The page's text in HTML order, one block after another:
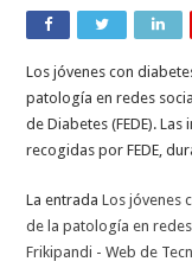
Los jóvenes con
patología en redes
de Diabetes (FEDE).
recogidas por FEDE,
La entradaLos jóvenes
de la patología en redes
Frikipandi - Web de